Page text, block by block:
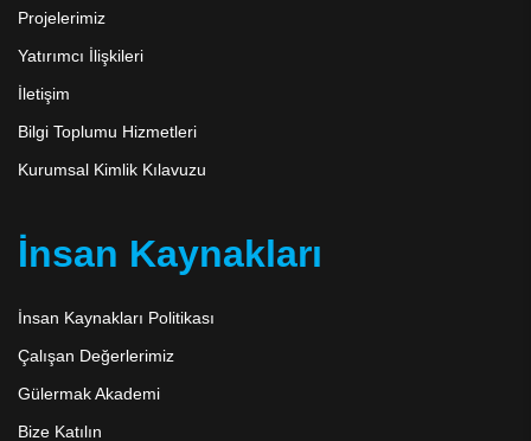
Projelerimiz
Yatırımcı İlişkileri
İletişim
Bilgi Toplumu Hizmetleri
Kurumsal Kimlik Kılavuzu
İnsan Kaynakları
İnsan Kaynakları Politikası
Çalışan Değerlerimiz
Gülermak Akademi
Bize Katılın